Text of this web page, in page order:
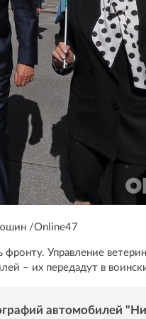
/Online47
Управление
– их передадут в
автомобилей